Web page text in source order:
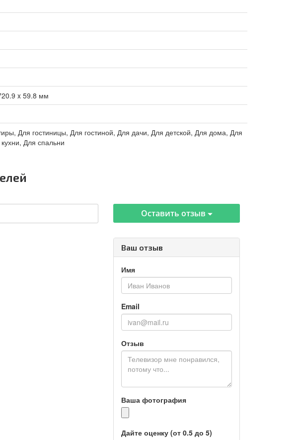
x 59.8 мм
Для гостиницы, Для гостиной, Для дачи, Для детской, Для дома, Для
Для спальни
Оставить отзыв
Ваш отзыв
Имя
Email
Отзыв
Ваша фотография
Дайте оценку (от 0.5 до 5)